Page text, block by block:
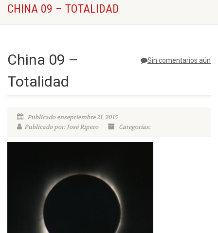
CHINA 09 – TOTALIDAD
Sin comentarios aún
China 09 –
Totalidad
Publicado enseptiembre 21, 2015
Publicado por: José Ripero
Categorías: